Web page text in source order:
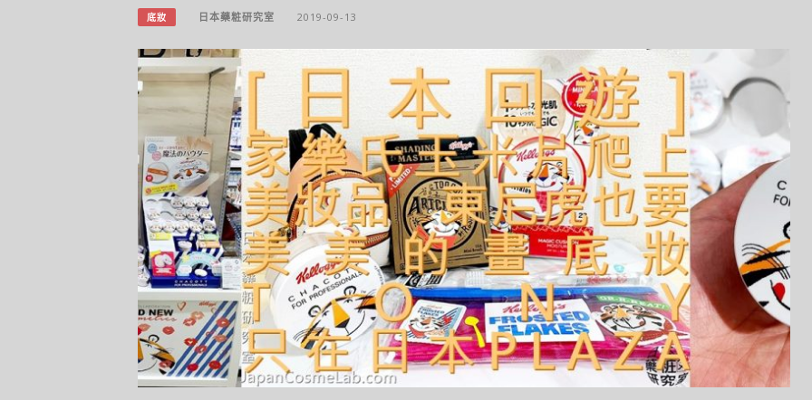
底妝 日本藥粧研究室 2019-09-13